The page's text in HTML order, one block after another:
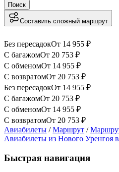
Поиск
Составить сложный маршрут
Без пересадокОт 14 955 ₽
С багажомОт 20 753 ₽
С обменомОт 14 955 ₽
С возвратомОт 20 753 ₽
Без пересадокОт 14 955 ₽
С багажомОт 20 753 ₽
С обменомОт 14 955 ₽
С возвратомОт 20 753 ₽
Авиабилеты /Маршрут /
Авиабилеты из Нового Уренгоя
Быстрая навигация